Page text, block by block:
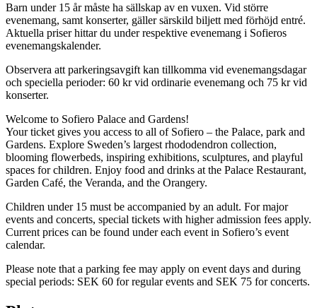
Barn under 15 år måste ha sällskap av en vuxen. Vid större
evenemang, samt konserter, gäller särskild biljett med förhöjd entré.
Aktuella priser hittar du under respektive evenemang i Sofieros
evenemangskalender.
Observera att parkeringsavgift kan tillkomma vid evenemangsdagar
och speciella perioder: 60 kr vid ordinarie evenemang och 75 kr vid
konserter.
Welcome to Sofiero Palace and Gardens!
Your ticket gives you access to all of Sofiero – the Palace, park and
Gardens. Explore Sweden’s largest rhododendron collection,
blooming flowerbeds, inspiring exhibitions, sculptures, and playful
spaces for children. Enjoy food and drinks at the Palace Restaurant,
Garden Café, the Veranda, and the Orangery.
Children under 15 must be accompanied by an adult. For major
events and concerts, special tickets with higher admission fees apply.
Current prices can be found under each event in Sofiero’s event
calendar.
Please note that a parking fee may apply on event days and during
special periods: SEK 60 for regular events and SEK 75 for concerts.